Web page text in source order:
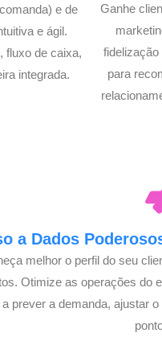
e de
e ágil.
fluxo de caixa,
integrada.
Ganhe
para
a Dados
melhor o perfil do seu
Otimize as operações do
prever a demanda, ajustar